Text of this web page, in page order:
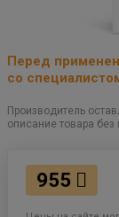
Перед
со
Производитель
описание товара
955